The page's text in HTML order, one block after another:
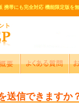
携帯にも完全対応 機能限定版を
送信できますか